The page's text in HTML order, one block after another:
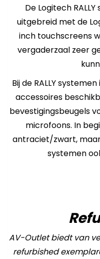
De Logitech
uitgebreid met de
inch touchscreens
vergaderzaal zeer
Bij de RALLY
accessoires
bevestigingsbeugels
microfoons. In
antraciet/zwart,
systemen
AV-Outlet biedt van
refurbished